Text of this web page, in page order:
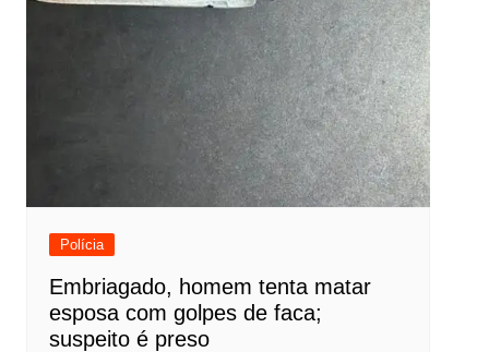
Polícia
Embriagado, homem tenta matar
esposa com golpes de faca;
suspeito é preso